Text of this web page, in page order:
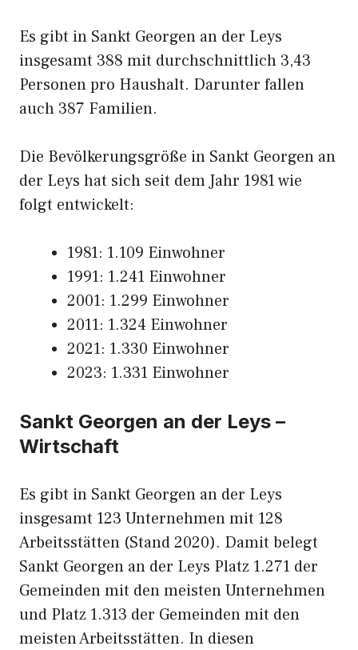
Es gibt in Sankt Georgen an der Leys
insgesamt 388 mit durchschnittlich 3,43
Personen pro Haushalt. Darunter fallen
auch 387 Familien.
Die Bevölkerungsgröße in Sankt Georgen an
der Leys hat sich seit dem Jahr 1981 wie
folgt entwickelt:
1981: 1.109 Einwohner
1991: 1.241 Einwohner
2001: 1.299 Einwohner
2011: 1.324 Einwohner
2021: 1.330 Einwohner
2023: 1.331 Einwohner
Sankt Georgen an der Leys –
Wirtschaft
Es gibt in Sankt Georgen an der Leys
insgesamt 123 Unternehmen mit 128
Arbeitsstätten (Stand 2020). Damit belegt
Sankt Georgen an der Leys Platz 1.271 der
Gemeinden mit den meisten Unternehmen
und Platz 1.313 der Gemeinden mit den
meisten Arbeitsstätten. In diesen